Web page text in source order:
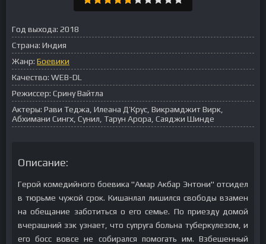
Год выхода: 2018
Страна: Индия
Жанр: Боевики
Качество: WEB-DL
Режиссер: Срину Вайтла
Актеры: Рави Теджа, Илеана Д’Крус, Викрамджит Вирк,
Абхимани Сингх, Сунил, Тарун Арора, Саяджи Шинде
Описание:
Герой комедийного боевика "Амар Акбар Энтони" отсидел
в тюрьме чужой срок. Кишанлал лишился свободы взамен
на обещание заботиться о его семье. По приезду домой
вчерашний зэк узнает, что супруга больна туберкулезом, и
его босс вовсе не собирался помогать им. Взбешенный